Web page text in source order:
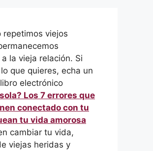
repetimos viejos
la vieja relación. Si
que quieres, echa un
electrónico
Los 7 errores que
conectado con tu
tu vida amorosa
cambiar tu vida,
viejas heridas y